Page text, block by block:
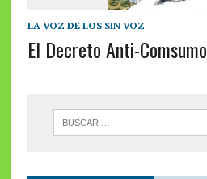
LA VOZ DE LOS SIN VOZ
El Decreto Anti-Comsumo